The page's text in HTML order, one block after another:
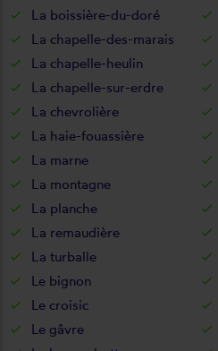
La boissière-du-doré
La chapelle-des-marais
La chapelle-heulin
La chapelle-sur-erdre
La chevrolière
La haie-fouassière
La marne
La montagne
La planche
La remaudière
La turballe
Le bignon
Le croisic
Le gâvre